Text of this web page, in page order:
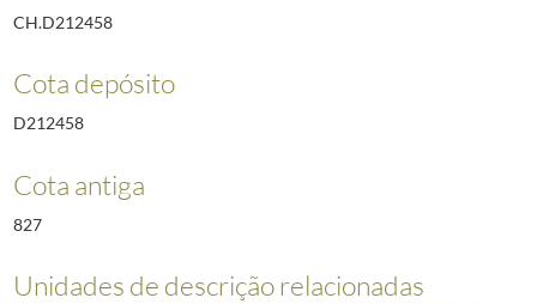
CH.D212458
Cota depósito
D212458
Cota antiga
827
Unidades de descrição relacionadas